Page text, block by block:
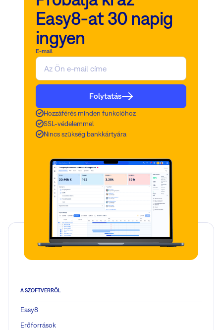
Easy8-at 30 napig
ingyen
E-mail
Folytatás
Hozzáférés minden funkcióhoz
SSL-védelemmel
Nincs szükség bankkártyára
A SZOFTVERRŐL
Easy8
Erőforrások